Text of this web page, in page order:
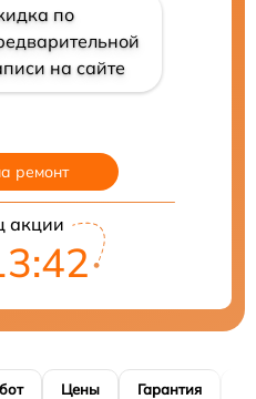
по
на сайте
ремонт
акции
Цены Гарантия